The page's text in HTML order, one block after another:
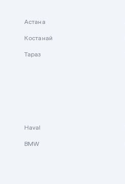
Астана
Костанай
Тараз
Haval
BMW